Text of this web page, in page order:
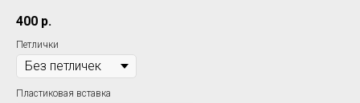
400 р.
Петлички
Пластиковая вставка